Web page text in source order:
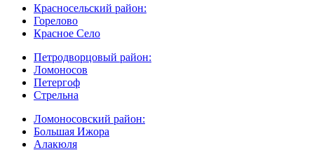
Красносельский район:
Горелово
Красное Село
Петродворцовый район:
Ломоносов
Петергоф
Стрельна
Ломоносовский район:
Большая Ижора
Алакюля